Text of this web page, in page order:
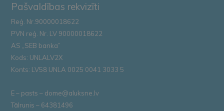
Pašvaldības rekvizīti
Reģ. Nr.90000018622
PVN reģ. Nr. LV 90000018622
AS „SEB banka”
Kods: UNLALV2X
Konts: LV58 UNLA 0025 0041 3033 5
E – pasts – dome@aluksne.lv
Tālrunis – 64381496